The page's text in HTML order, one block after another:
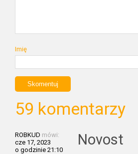
Imię
59 komentarzy
ROBKUD mówi:
cze 17, 2023
o godzinie 21:10
Novost